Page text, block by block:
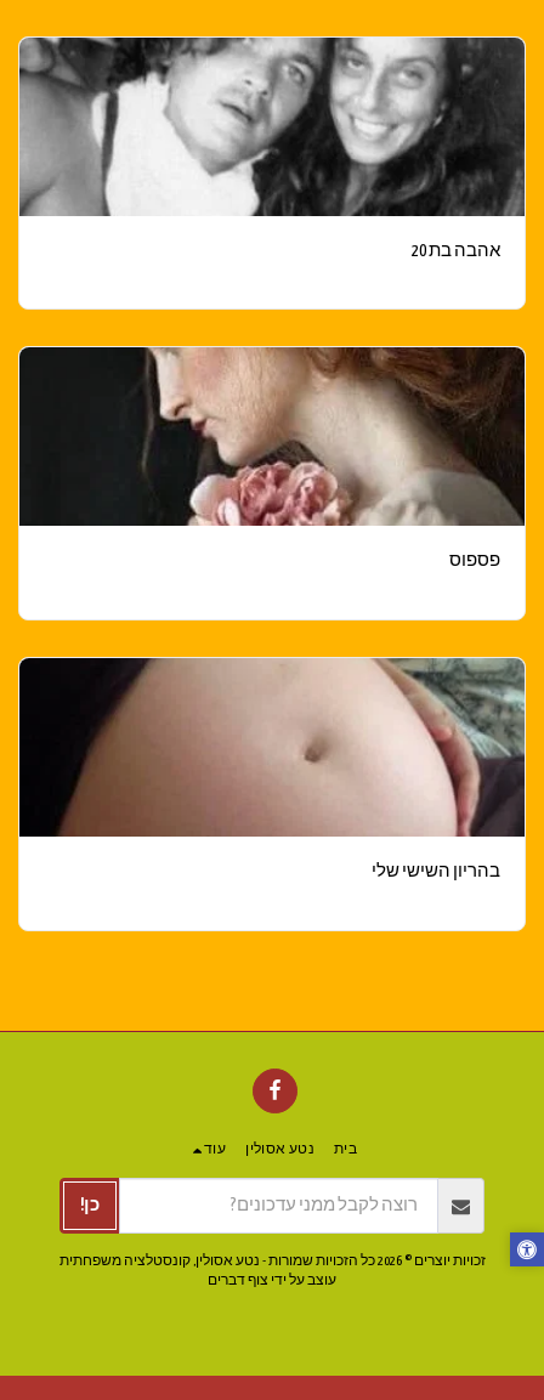
אהבה בת 20
פספוס
בהריון השישי שלי
בית נטע אסולין עוד
כן!
זכויות יוצרים © 2026 כל הזכויות שמורות -
נטע אסולין, קונסטלציה משפחתית
עוצב על ידי צוף דברים